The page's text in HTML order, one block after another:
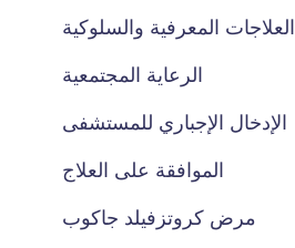
العلاجات المعرفية والسلوكية
الرعاية المجتمعية
الإدخال الإجباري للمستشفى
الموافقة على العلاج
مرض كروتزفيلد جاكوب